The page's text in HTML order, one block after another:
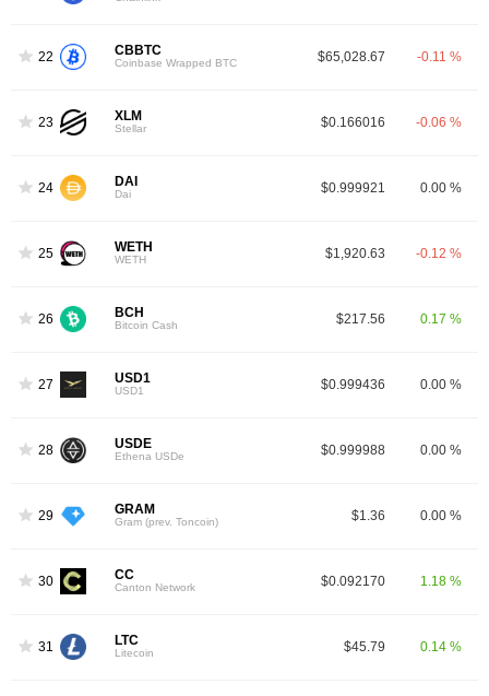
22 CBBTC
Coinbase Wrapped BTC $65,028.67 -0.11 %
23 XLM
Stellar $0.166016 -0.06 %
24 DAI
Dai $0.999921 0.00 %
25 WETH
WETH $1,920.63 -0.12 %
26 BCH
Bitcoin Cash $217.56 0.17 %
27 USD1
USD1 $0.999436 0.00 %
28 USDE
Ethena USDe $0.999988 0.00 %
29 GRAM
Gram (prev. Toncoin) $1.36 0.00 %
30 CC
Canton Network $0.092170 1.18 %
31 LTC
Litecoin $45.79 0.14 %